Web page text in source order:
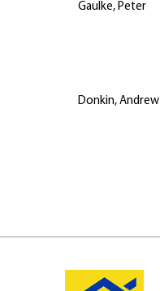
Gaulke, Peter
Donkin, Andrew